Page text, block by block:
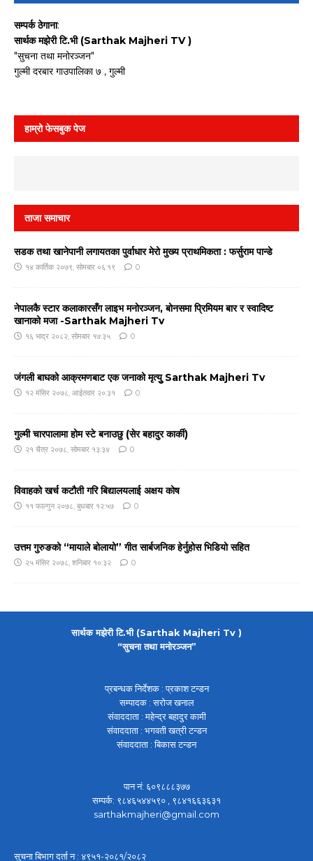
सम्पर्क ठेगाना:
सार्थक मझेरी टि.भी (Sarthak Majheri TV )
"सुचना तथा मनोरञ्जन"
गुल्मी दरबार गाउपालिका ७ , गुल्मी
हाम्रो फेसबुक पेज
ताजा समाचार
सडक तथा खानेपानी लगायतका पुर्वाधार मेरो मुख्य प्राथमिकता : फर्सुराम पान्डे
१४ कार्तिक २०७९, सोमबार ०६:१९ 0
नेपालकै स्टार कलाकारसँग लाइभ मनोरञ्जन, बोनसमा प्रिमियम बार र स्वादिष्ट
खानाको मजा -Sarthak Majheri Tv
१६ भाद्र २०८२, सोमबार १७:३५ 0
जंगली बाघको आक्रमणबाट एक जनाको मृत्युु Sarthak Majheri Tv
१२ मंसिर २०७८, आईतवार २०:३१ 0
गुल्मी चारपालामा होम स्टे बनाउछु (सेर बहादुर कार्की)
२१ चैत्र २०७८, सोमबार १३:३४ 0
विवाहको खर्च कटौती गरि बिद्यालयलाई अक्षय कोष
११ फाल्गुन २०७८, बुधबार १२:५७ 0
उत्तम गुरुङको “मायाले बोलायो” गीत सार्बजनिक हेर्नुहोस भिडियो सहित
२५ मंसिर २०७८, शनिबार १०:३२ 0
सार्थक मझेरी टि.भी (Sarthak Majheri Tv )
“सुचना तथा मनोरञ्जन”
प्रबन्धक निर्देशक : प्रकाश टन्डन
सम्पादक : सरोज खनाल
संवाददाता : महेन्द्र बहादुर कामी
संवाददाता : भगवती खत्री टन्डन
संवाददाता : बिकास टन्डन
पान नं: ६०९८८८३७७
सम्पर्क: ९८४६५४४५९० , ९८४१६६३६३१
sarthakmajheri@gmail.com
सुचना बिभाग दर्ता न : ४९५१-२०८१/२०८२